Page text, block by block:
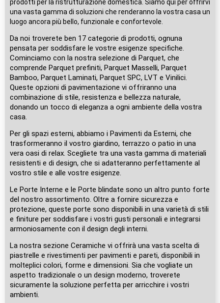
prodotti per la ristrutturazione domestica. Siamo qui per offrirvi
una vasta gamma di soluzioni che renderanno la vostra casa un
luogo ancora più bello, funzionale e confortevole.
Da noi troverete ben 17 categorie di prodotti, ognuna
pensata per soddisfare le vostre esigenze specifiche.
Cominciamo con la nostra selezione di Parquet, che
comprende Parquet prefiniti, Parquet Masselli, Parquet
Bamboo, Parquet Laminati, Parquet SPC, LVT e Vinilici.
Queste opzioni di pavimentazione vi offriranno una
combinazione di stile, resistenza e bellezza naturale,
donando un tocco di eleganza a ogni ambiente della vostra
casa.
Per gli spazi esterni, abbiamo i Pavimenti da Esterni, che
trasformeranno il vostro giardino, terrazzo o patio in una
vera oasi di relax. Scegliete tra una vasta gamma di materiali
resistenti e di design, che si adatteranno perfettamente al
vostro stile e alle vostre esigenze.
Le Porte Interne e le Porte blindate sono un altro punto forte
del nostro assortimento. Oltre a fornire sicurezza e
protezione, queste porte sono disponibili in una varietà di stili
e finiture per soddisfare i vostri gusti personali e integrarsi
armoniosamente con il design degli interni.
La nostra sezione Ceramiche vi offrirà una vasta scelta di
piastrelle e rivestimenti per pavimenti e pareti, disponibili in
molteplici colori, forme e dimensioni. Sia che vogliate un
aspetto tradizionale o un design moderno, troverete
sicuramente la soluzione perfetta per arricchire i vostri
ambienti.